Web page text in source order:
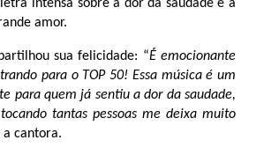
intensa sobre a dor da saudade e a
amor.
sua felicidade: “É emocionante
para o TOP 50! Essa música é um
para quem já sentiu a dor da saudade,
tantas pessoas me deixa muito
cantora.